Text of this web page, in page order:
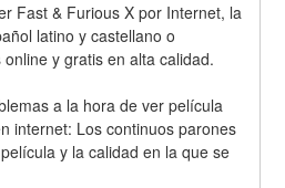
Fast & Furious X por Internet, la
latino y castellano o
y gratis en alta calidad.
a la hora de ver película
internet: Los continuos parones
y la calidad en la que se